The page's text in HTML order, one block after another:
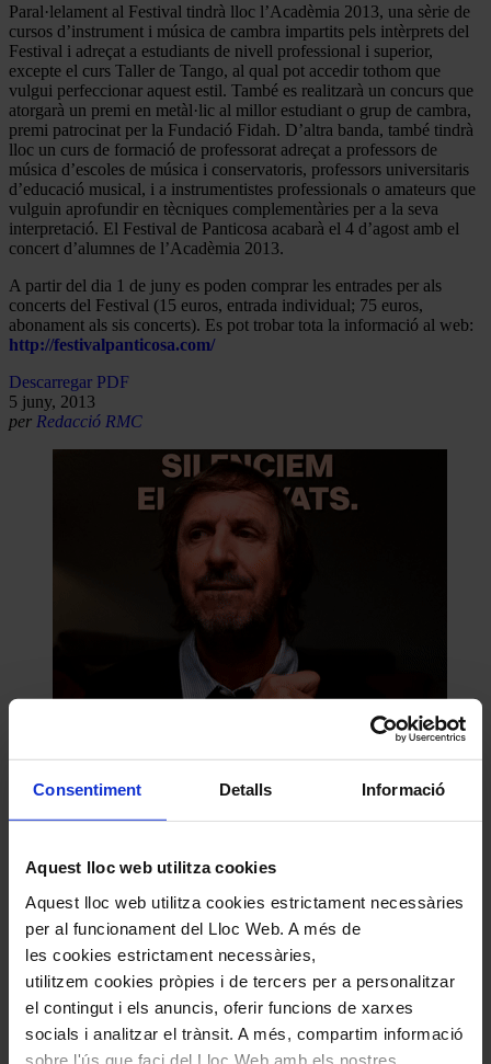
Consentiment Detalls Informació
Aquest lloc web utilitza cookies
Aquest lloc web utilitza cookies estrictament necessàries
per al funcionament del Lloc Web. A més de
les cookies estrictament necessàries,
utilitzem cookies pròpies i de tercers per a personalitzar
el contingut i els anuncis, oferir funcions de xarxes
socials i analitzar el trànsit. A més, compartim informació
sobre l'ús que faci del Lloc Web amb els nostres
Paral·lelament al Festival tindrà lloc l’Acadèmia 2013, una sèrie de
cursos d’instrument i música de cambra impartits pels intèrprets del
Festival i adreçat a estudiants de nivell professional i superior,
excepte el curs Taller de Tango, al qual pot accedir tothom que
vulgui perfeccionar aquest estil. També es realitzarà un concurs que
atorgarà un premi en metàl·lic al millor estudiant o grup de cambra,
premi patrocinat per la Fundació Fidah. D’altra banda, també tindrà
lloc un curs de formació de professorat adreçat a professors de
música d’escoles de música i conservatoris, professors universitaris
d’educació musical, i a instrumentistes professionals o amateurs que
vulguin aprofundir en tècniques complementàries per a la seva
interpretació. El Festival de Panticosa acabarà el 4 d’agost amb el
concert d’alumnes de l’Acadèmia 2013.
A partir del dia 1 de juny es poden comprar les entrades per als
concerts del Festival (15 euros, entrada individual; 75 euros,
abonament als sis concerts). Es pot trobar tota la informació al web:
http://festivalpanticosa.com/
Descarregar PDF
5 juny, 2013
per Redacció RMC